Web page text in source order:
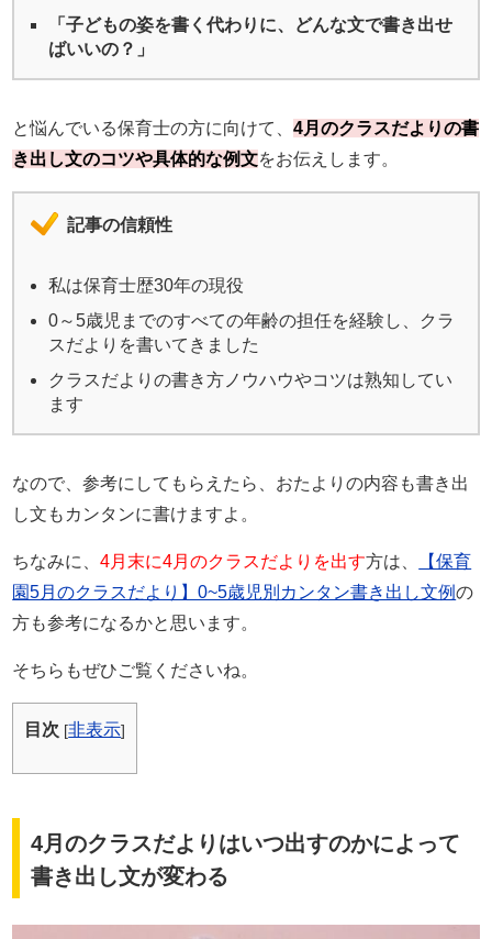
「子どもの姿を書く代わりに、どんな文で書き出せ
ばいいの？」
と悩んでいる保育士の方に向けて、4月のクラスだよりの書
き出し文のコツや具体的な例文をお伝えします。
記事の信頼性
私は保育士歴30年の現役
0～5歳児までのすべての年齢の担任を経験し、クラ
スだよりを書いてきました
クラスだよりの書き方ノウハウやコツは熟知してい
ます
なので、参考にしてもらえたら、おたよりの内容も書き出
し文もカンタンに書けますよ。
ちなみに、4月末に4月のクラスだよりを出す方は、
【保育
園5月のクラスだより】0~5歳児別カンタン書き出し文例の
方も参考になるかと思います。
そちらもぜひご覧くださいね。
目次 [非表示]
4月のクラスだよりはいつ出すのかによって
書き出し文が変わる